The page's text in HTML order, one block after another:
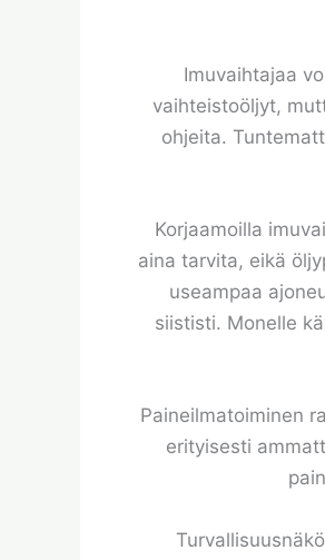
Imuvaihtajaa
vaihteistoöljyt,
ohjeita.
Korjaamoilla
aina tarvita, eikä
useampaa
siististi. Monelle
Paineilmatoiminen
erityisesti